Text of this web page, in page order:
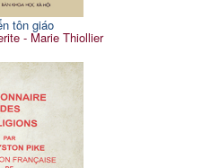
tôn giáo
- Marie Thiollier